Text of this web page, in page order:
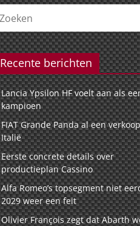
Recente berichten
Lancia Ypsilon HF voelt aan als
kampioen
FIAT Grande Panda al een
Italië
Eerste concrete details over
productieplan Cassino
Alfa Romeo’s topsegment niet
2029 weer een feit
Olivier François zegt dat Abarth